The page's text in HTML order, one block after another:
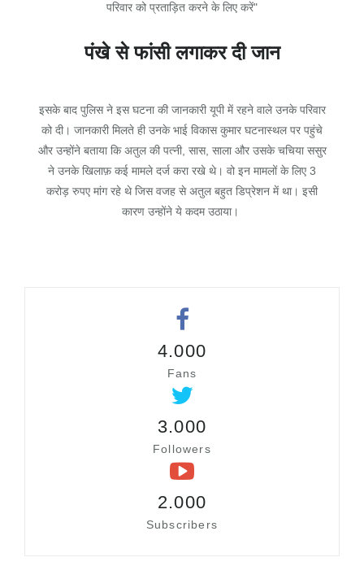
परिवार को प्रताड़ित करने के लिए करें"
पंखे से फांसी लगाकर दी जान
इसके बाद पुलिस ने इस घटना की जानकारी यूपी में रहने वाले उनके परिवार
को दी। जानकारी मिलते ही उनके भाई विकास कुमार घटनास्थल पर पहुंचे
और उन्होंने बताया कि अतुल की पत्नी, सास, साला और उसके चचिया ससुर
ने उनके खिलाफ़ कई मामले दर्ज करा रखे थे। वो इन मामलों के लिए 3
करोड़ रुपए मांग रहे थे जिस वजह से अतुल बहुत डिप्रेशन में था। इसी
कारण उन्होंने ये कदम उठाया।
4.000
Fans
3.000
Followers
2.000
Subscribers